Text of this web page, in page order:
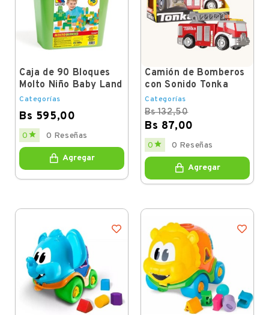
Caja de 90 Bloques
Molto Niño Baby Land
Categorías
Bs 595,00
Price
0  0 Reseñas
Agregar
Camión de Bomberos
con Sonido Tonka
Categorías
Bs 132,50
Bs 87,00
Regular
price
Price
0  0 Reseñas
Agregar